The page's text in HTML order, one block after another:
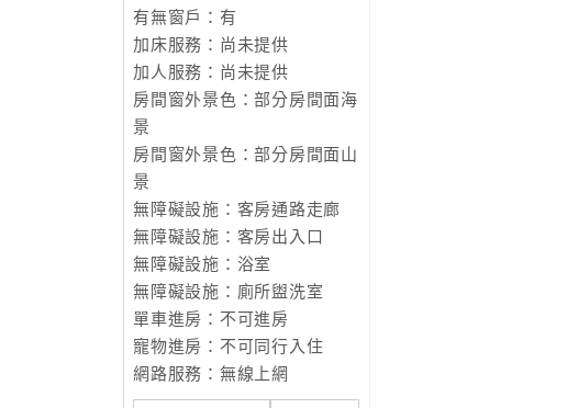
有無窗戶：有
加床服務：尚未提供
加人服務：尚未提供
房間窗外景色：部分房間面海
景
房間窗外景色：部分房間面山
景
無障礙設施：客房通路走廊
無障礙設施：客房出入口
無障礙設施：浴室
無障礙設施：廁所盥洗室
單車進房：不可進房
寵物進房：不可同行入住
網路服務：無線上網